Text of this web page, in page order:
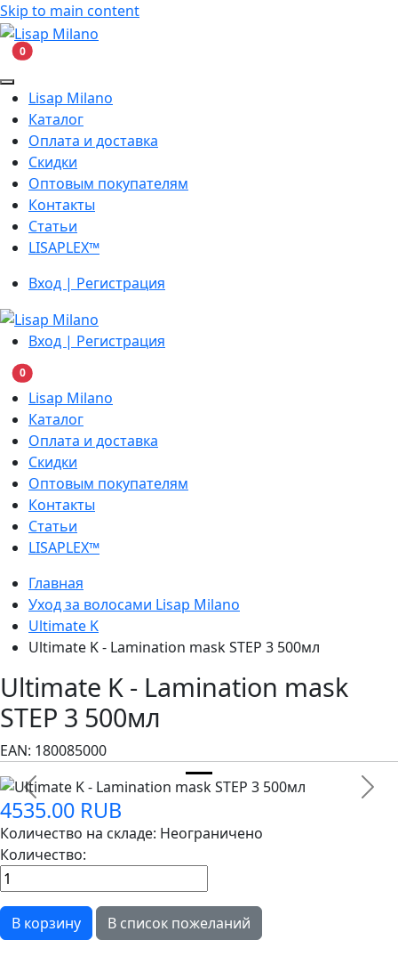
Skip to main content
0В корзину
Lisap Milano
Каталог
Оплата и доставка
Скидки
Оптовым покупателям
Контакты
Статьи
LISAPLEX™
Вход | Регистрация
Вход | Регистрация
0В корзину
Lisap Milano
Каталог
Оплата и доставка
Скидки
Оптовым покупателям
Контакты
Статьи
LISAPLEX™
Главная
Уход за волосами Lisap Milano
Ultimate K
Ultimate K - Lamination mask STEP 3 500мл
Ultimate K - Lamination mask
STEP 3 500мл
EAN: 180085000
Previous Next
4535.00 RUB
Количество на складе: Неограничено
Количество: